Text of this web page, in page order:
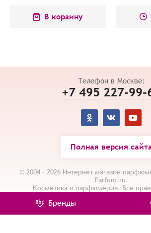
В корзину
Телефон в Москве:
+7 495 227-99-
Полная версия
© 2004 - 2026 Интернет магазин
Parfum.ru.
Косметика и парфюмерия. Все
Карта сайта
Политика
Бренды